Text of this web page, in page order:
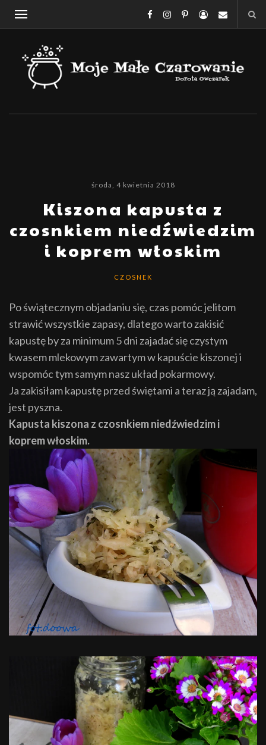
środa, 4 kwietnia 2018
Kiszona kapusta z
czosnkiem niedźwiedzim
i koprem włoskim
CZOSNEK
Po świątecznym objadaniu się, czas pomóc jelitom
strawić wszystkie zapasy, dlatego warto zakisić
kapustę by za minimum 5 dni zajadać się czystym
kwasem mlekowym zawartym w kapuście kiszonej i
wspomóc tym samym nasz układ pokarmowy.
Ja zakisiłam kapustę przed świętami a teraz ją zajadam,
jest pyszna.
Kapusta kiszona z czosnkiem niedźwiedzim i
koprem włoskim.